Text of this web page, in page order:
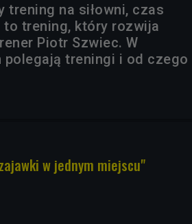
trening na siłowni, czas
trening, który rozwija
Piotr Szwiec. W
polegają treningi i od czego
w jednym miejscu"